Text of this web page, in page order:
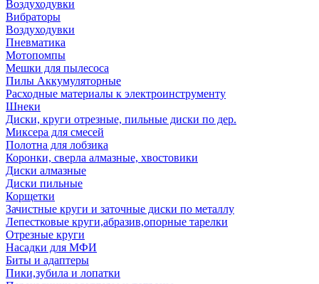
Воздуходувки
Вибраторы
Воздуходувки
Пневматика
Мотопомпы
Мешки для пылесоса
Пилы Аккумуляторные
Расходные материалы к электроинструменту
Шнеки
Диски, круги отрезные, пильные диски по дер.
Миксера для смесей
Полотна для лобзика
Коронки, сверла алмазные, хвостовики
Диски алмазные
Диски пильные
Корщетки
Зачистные круги и заточные диски по металлу
Лепестковые круги,абразив,опорные тарелки
Отрезные круги
Насадки для МФИ
Биты и адаптеры
Пики,зубила и лопатки